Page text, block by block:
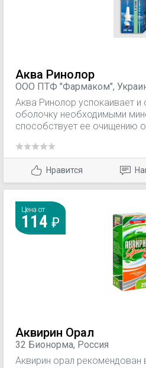
Аква Ринолор
ООО ПТФ "Фармаком",
Аква Ринолор успокаивает
оболочку необходимыми
способствует ее очищению
часто болеющим детям и
для профилактики
ОРВИ, грипп и др.) в период
заболеваний, а также
Нравится
Цена от
114
Аквирин Орал
32 Бионорма, Россия
Аквирин орал рекомендован